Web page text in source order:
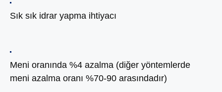
Sık sık idrar yapma ihtiyacı
Meni oranında %4 azalma (diğer yöntemlerde
meni azalma oranı %70-90 arasındadır)